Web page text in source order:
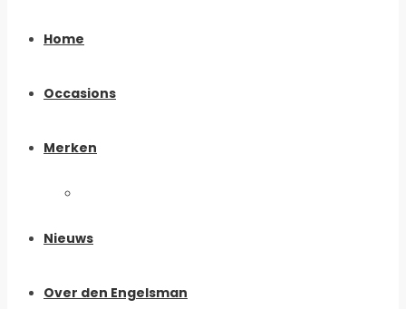
Home
Occasions
Merken
Nieuws
Over den Engelsman